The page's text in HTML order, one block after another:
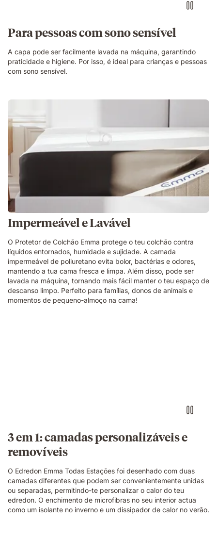
Para pessoas com sono sensível
A capa pode ser facilmente lavada na máquina, garantindo
praticidade e higiene. Por isso, é ideal para crianças e pessoas
com sono sensível.
Impermeável e Lavável
O Protetor de Colchão Emma protege o teu colchão contra
líquidos entornados, humidade e sujidade. A camada
impermeável de poliuretano evita bolor, bactérias e odores,
mantendo a tua cama fresca e limpa. Além disso, pode ser
lavada na máquina, tornando mais fácil manter o teu espaço de
descanso limpo. Perfeito para famílias, donos de animais e
momentos de pequeno-almoço na cama!
3 em 1: camadas personalizáveis e
removíveis
O Edredon Emma Todas Estações foi desenhado com duas
camadas diferentes que podem ser convenientemente unidas
ou separadas, permitindo-te personalizar o calor do teu
edredon. O enchimento de microfibras no seu interior actua
como um isolante no inverno e um dissipador de calor no verão.